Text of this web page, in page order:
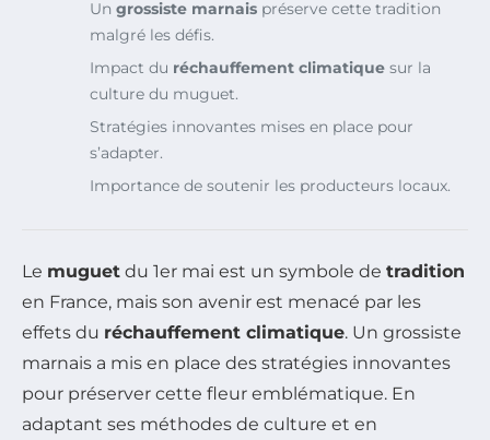
Un grossiste marnais préserve cette tradition
malgré les défis.
Impact du réchauffement climatique sur la
culture du muguet.
Stratégies innovantes mises en place pour
s’adapter.
Importance de soutenir les producteurs locaux.
Le muguet du 1er mai est un symbole de tradition
en France, mais son avenir est menacé par les
effets du réchauffement climatique. Un grossiste
marnais a mis en place des stratégies innovantes
pour préserver cette fleur emblématique. En
adaptant ses méthodes de culture et en